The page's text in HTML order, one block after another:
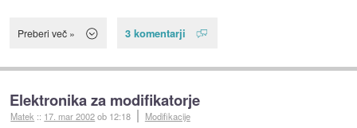
Preberi več » 3 komentarji
Elektronika za modifikatorje
Matek :: 17. mar 2002ob 12:18 Modifikacije